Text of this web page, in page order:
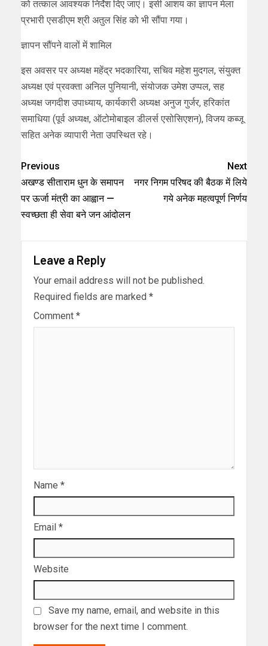
को तत्काल आवश्यक निर्देश दिए जाएं। इसी आशय का ज्ञापन मेला
प्रभारी एसडीएम श्री अतुल सिंह को भी सौंपा गया।
ज्ञापन सौंपने वालों में शामिल
इस अवसर पर अध्यक्ष महेंद्र भदकारिया, सचिव महेश मुदगल, संयुक्त
अध्यक्ष एवं प्रवक्ता अनिल पुनियानी, संयोजक उमेश उप्पल, सह
अध्यक्ष जगदीश उपाध्याय, कार्यकारी अध्यक्ष अनुज गुर्जर, हरिकांत
समाधिया (पूर्व अध्यक्ष, ऑटोमोबाइल डीलर्स एसोसिएशन), विजय कब्जू
सहित अनेक व्यापारी नेता उपस्थित रहे।
Previous
अखण्ड सीताराम धुन के समापन
पर ऊर्जा मंत्री का आह्वान —
स्वच्छता ही सेवा बने जन आंदोलन
Next
नगर निगम परिषद की बैठक में लिये
गये अनेक महत्वपूर्ण निर्णय
Leave a Reply
Your email address will not be published.
Required fields are marked *
Comment *
Name *
Email *
Website
Save my name, email, and website in this
browser for the next time I comment.